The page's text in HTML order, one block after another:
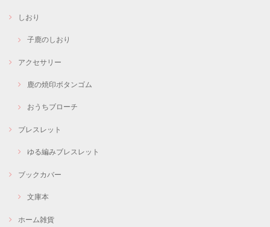
しおり
子鹿のしおり
アクセサリー
鹿の焼印ボタンゴム
おうちブローチ
ブレスレット
ゆる編みブレスレット
ブックカバー
文庫本
ホーム雑貨